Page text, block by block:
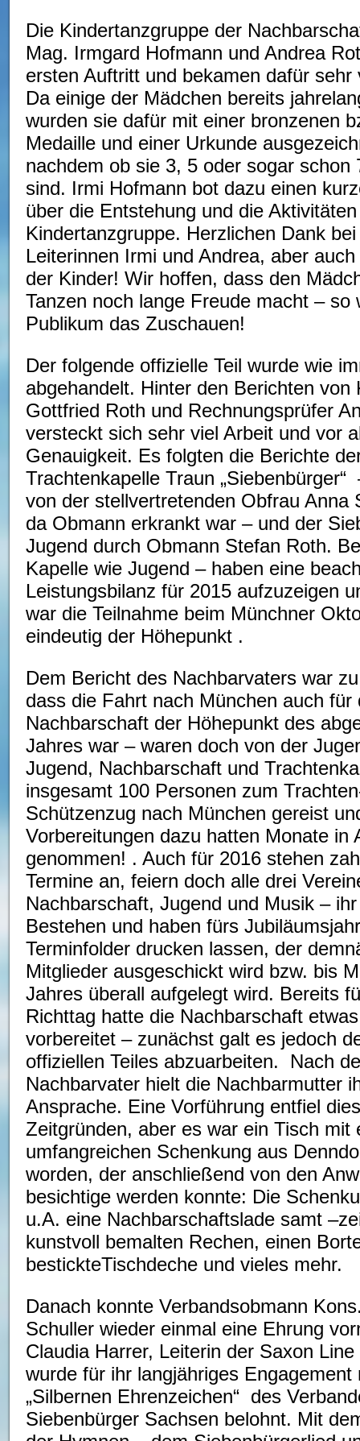
Die Kindertanzgruppe der
Mag. Irmgard Hofmann und Andrea
ersten Auftritt und bekamen dafür sehr
Da einige der Mädchen bereits
wurden sie dafür mit einer bronzenen
Medaille und einer Urkunde
nachdem ob sie 3, 5 oder sogar schon
sind. Irmi Hofmann bot dazu einen
über die Entstehung und die
Kindertanzgruppe. Herzlichen Dank
Leiterinnen Irmi und Andrea, aber
der Kinder! Wir hoffen, dass den
Tanzen noch lange Freude macht – so
Publikum das Zuschauen!
Der folgende offizielle Teil wurde wie
abgehandelt. Hinter den Berichten von
Gottfried Roth und Rechnungsprüfer
versteckt sich sehr viel Arbeit und vor
Genauigkeit. Es folgten die Berichte
Trachtenkapelle Traun
von der stellvertretenden Obfrau Anna
da Obmann erkrankt war – und der
Jugend durch Obmann Stefan Roth.
Kapelle wie Jugend – haben eine
Leistungsbilanz für 2015 aufzuzeigen
war die Teilnahme beim Münchner
eindeutig der Höhepunkt .
Dem Bericht des Nachbarvaters war
dass die Fahrt nach München auch für
Nachbarschaft der Höhepunkt des
Jahres war – waren doch von der
Jugend, Nachbarschaft und
insgesamt 100 Personen zum
Schützenzug nach München gereist
Vorbereitungen dazu hatten Monate in
genommen! . Auch für 2016 stehen
Termine an, feiern doch alle drei
Nachbarschaft, Jugend und Musik –
Bestehen und haben fürs
Terminfolder drucken lassen, der
Mitglieder ausgeschickt wird bzw. bis
Jahres überall aufgelegt wird. Bereits
Richttag hatte die Nachbarschaft
vorbereitet – zunächst galt es jedoch
offiziellen Teiles abzuarbeiten. Nach
Nachbarvater hielt die Nachbarmutter
Ansprache. Eine Vorführung entfiel
Zeitgründen, aber es war ein Tisch mit
umfangreichen Schenkung aus
worden, der anschließend von den
besichtige werden konnte: Die
u.A. eine Nachbarschaftslade samt
kunstvoll bemalten Rechen, einen
bestickteTischdeche und vieles mehr.
Danach konnte Verbandsobmann
Schuller wieder einmal eine Ehrung
Claudia Harrer, Leiterin der Saxon
wurde für ihr langjähriges Engagement
„Silbernen Ehrenzeichen“ des
Siebenbürger Sachsen belohnt. Mit